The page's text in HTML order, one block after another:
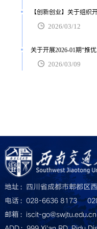
【创新创业】关于组织
2026/03/12
关于开展2026-01期“推优
2026/03/09
地址：四川省成都市郫都区
电话：028-6636 8173
邮箱：iscit-go@swjtu.edu.cn